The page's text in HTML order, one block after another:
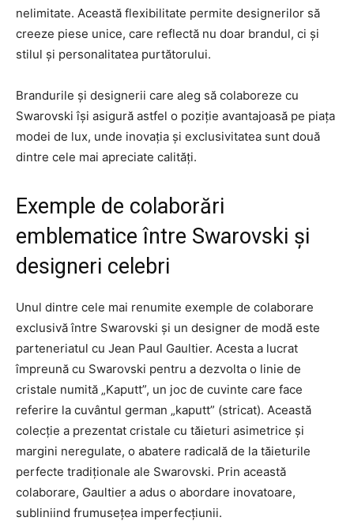
nelimitate. Această flexibilitate permite designerilor să
creeze piese unice, care reflectă nu doar brandul, ci și
stilul și personalitatea purtătorului.
Brandurile și designerii care aleg să colaboreze cu
Swarovski își asigură astfel o poziție avantajoasă pe piața
modei de lux, unde inovația și exclusivitatea sunt două
dintre cele mai apreciate calități.
Exemple de colaborări
emblematice între Swarovski și
designeri celebri
Unul dintre cele mai renumite exemple de colaborare
exclusivă între Swarovski și un designer de modă este
parteneriatul cu Jean Paul Gaultier. Acesta a lucrat
împreună cu Swarovski pentru a dezvolta o linie de
cristale numită „Kaputt”, un joc de cuvinte care face
referire la cuvântul german „kaputt” (stricat). Această
colecție a prezentat cristale cu tăieturi asimetrice și
margini neregulate, o abatere radicală de la tăieturile
perfecte tradiționale ale Swarovski. Prin această
colaborare, Gaultier a adus o abordare inovatoare,
subliniind frumusețea imperfecțiunii.